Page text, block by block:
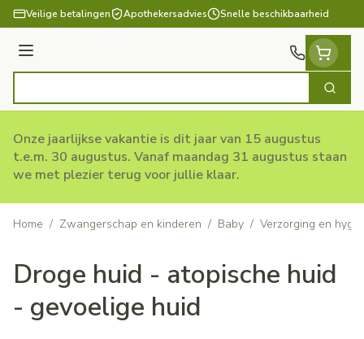
Ga naar de inhoud
Veilige betalingen Apothekersadvies Snelle beschikbaarheid
Menu
Zoek
Onze jaarlijkse vakantie is dit jaar van 15 augustus
t.e.m. 30 augustus. Vanaf maandag 31 augustus staan
we met plezier terug voor jullie klaar.
Home / Zwangerschap en kinderen / Baby / Verzorging en
Droge huid - atopische huid
- gevoelige huid